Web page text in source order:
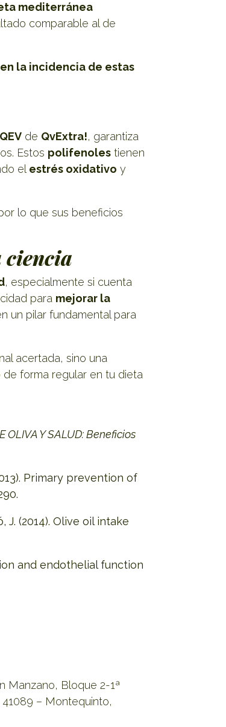
mediterránea
comparable al de
en la incidencia de estas
de QvExtra!, garantiza
Estos polifenoles tienen
elestrés oxidativo y
lo que sus beneficios
ciencia
, especialmente si cuenta
para mejorar la
un pilar fundamental para
acertada, sino una
forma regular en tu dieta
OLIVA Y SALUD: Beneficios
Primary prevention of
J. (2014). Olive oil intake
and endothelial function
Manzano, Bloque 2-1ª
41089 – Montequinto,